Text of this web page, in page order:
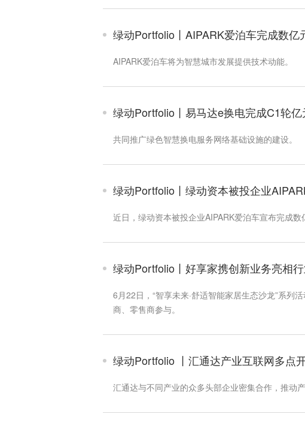
绿动Portfolio丨AIPARK爱泊车完成数亿
AIPARK爱泊车将为智慧城市发展提供技术动能。
绿动Portfolio丨易马达e换电完成C1轮
共同推广绿色智慧换电服务网络基础设施的建设。
绿动Portfolio丨绿动资本被投企业
近日，绿动资本被投企业AIPARK爱泊车宣布完成数
绿动Portfolio丨好享家携创新业务亮相
6月22日，“智享未来·舒适智能家居生态沙龙”系列
商、零售商参与。
绿动Portfolio 丨汇通达产业互联网多点
汇通达与不同产业的众多头部企业密集合作，推动